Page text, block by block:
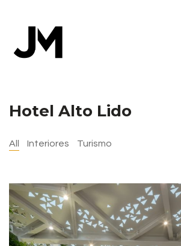
Hotel Alto Lido
All Interiores Turismo